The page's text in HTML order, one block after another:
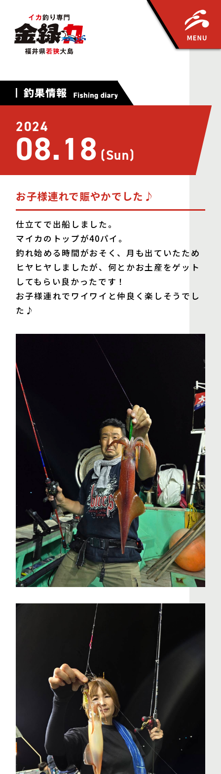
2024
08.18 (Sun)
お子様連れで賑やかでした♪
仕立てで出船しました。
マイカのトップが40パイ。
釣れ始める時間がおそく、月も出ていたため
ヒヤヒヤしましたが、何とかお土産をゲット
してもらい良かったです！
お子様連れでワイワイと仲良く楽しそうでし
た♪